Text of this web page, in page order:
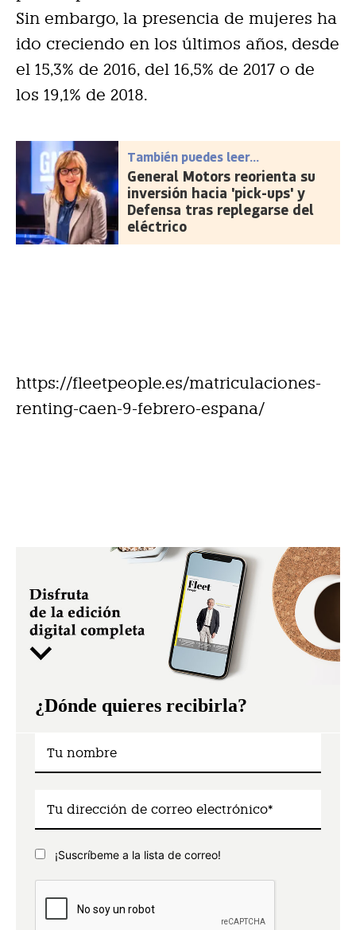
Sin embargo, la presencia de mujeres ha
ido creciendo en los últimos años, desde
el 15,3% de 2016, del 16,5% de 2017 o de
los 19,1% de 2018.
También puedes leer...
General Motors reorienta su
inversión hacia 'pick-ups' y
Defensa tras replegarse del
eléctrico
https://fleetpeople.es/matriculaciones-
renting-caen-9-febrero-espana/
¿Dónde quieres recibirla?
¡Suscríbeme a la lista de correo!